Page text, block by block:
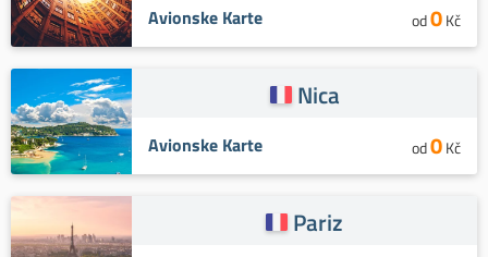
Avionske Karte od0Kč
Nica
Avionske Karte od0Kč
Pariz